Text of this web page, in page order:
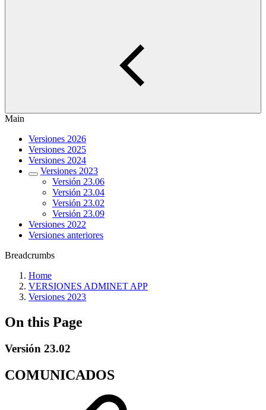
Main
Versiones 2026
Versiones 2025
Versiones 2024
Versiones 2023
Versión 23.06
Versión 23.04
Versión 23.02
Versión 23.09
Versiones 2022
Versiones anteriores
Breadcrumbs
Home
VERSIONES ADMINET APP
Versiones 2023
On this Page
Versión 23.02
COMUNICADOS